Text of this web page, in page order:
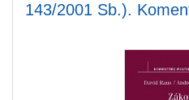
143/2001 Sb.).